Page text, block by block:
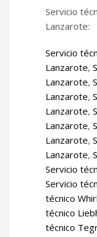
Servicio
Lanzarote:
Servicio
Lanzarote,
Lanzarote,
Lanzarote,
Lanzarote,
Lanzarote,
Lanzarote,
Lanzarote,
Servicio
Servicio
técnico
técnico
técnico